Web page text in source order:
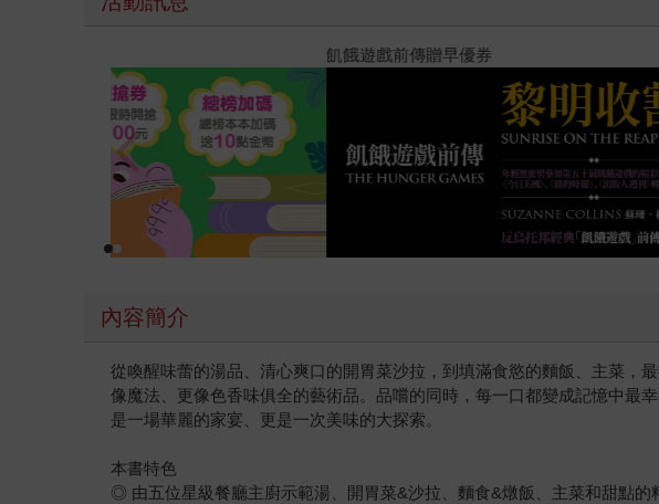
閱讀漫遊錄-2026上半年暢銷榜
內容簡介
從喚醒味蕾的湯品、清心爽口的開胃菜沙拉，到填滿食慾的麵飯、主菜，
像魔法、更像色香味俱全的藝術品。品嚐的同時，每一口都變成記憶中最
是一場華麗的家宴、更是一次美味的大探索。
本書特色
◎ 由五位星級餐廳主廚示範湯、開胃菜&沙拉、麵食&燉飯、主菜和甜點的